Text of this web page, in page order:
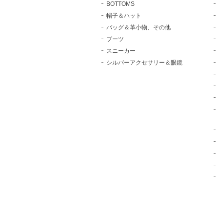
BOTTOMS
帽子＆ハット
バッグ＆革小物、その他
ブーツ
スニーカー
シルバーアクセサリー＆眼鏡